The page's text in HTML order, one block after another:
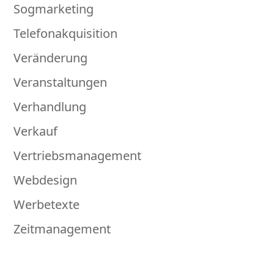
Sogmarketing
Telefonakquisition
Veränderung
Veranstaltungen
Verhandlung
Verkauf
Vertriebsmanagement
Webdesign
Werbetexte
Zeitmanagement